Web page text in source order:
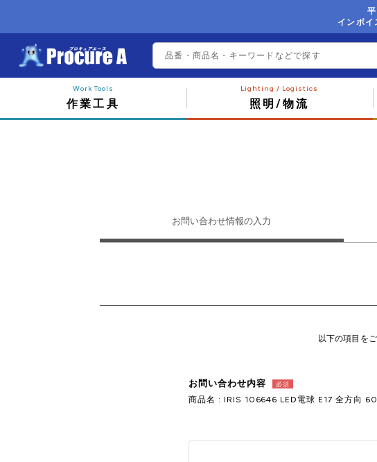
インボイ
作業工具 照明/物流
お問い合わせ情報の入力
以下の項目を
お問い合わせ内容 必須
商品名 : IRIS 106646 LED電球 E17 全方向